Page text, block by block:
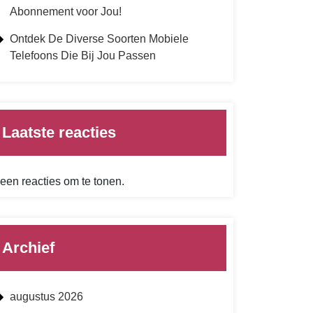
Abonnement voor Jou!
Ontdek De Diverse Soorten Mobiele
Telefoons Die Bij Jou Passen
Laatste reacties
reacties om te tonen.
Archief
augustus 2026